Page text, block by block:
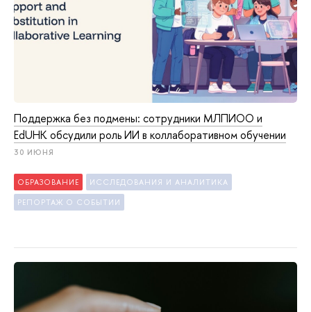
Поддержка без подмены: сотрудники МЛПИОО и
EdUHK обсудили роль ИИ в коллаборативном обучении
30 ИЮНЯ
ОБРАЗОВАНИЕ ИССЛЕДОВАНИЯ И АНАЛИТИКА
РЕПОРТАЖ О СОБЫТИИ